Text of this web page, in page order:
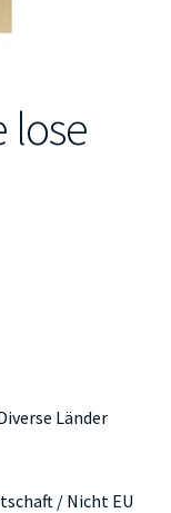
lose
Länder
/ Nicht EU